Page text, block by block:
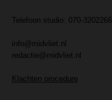
Telefoon studio: 070-3202266
info@midvliet.nl
redactie@midvliet.nl
Klachten procedure